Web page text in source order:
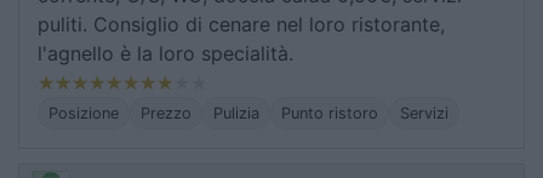
puliti. Consiglio di cenare nel loro ristorante,
l'agnello è la loro specialità.
Posizione Prezzo Pulizia Punto ristoro Servizi